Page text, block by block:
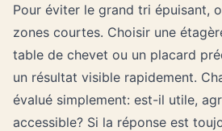
Pour éviter le grand tri épuisant,
zones courtes. Choisir une
table de chevet ou un placard
un résultat visible rapidement.
évalué simplement: est-il utile,
accessible? Si la réponse est